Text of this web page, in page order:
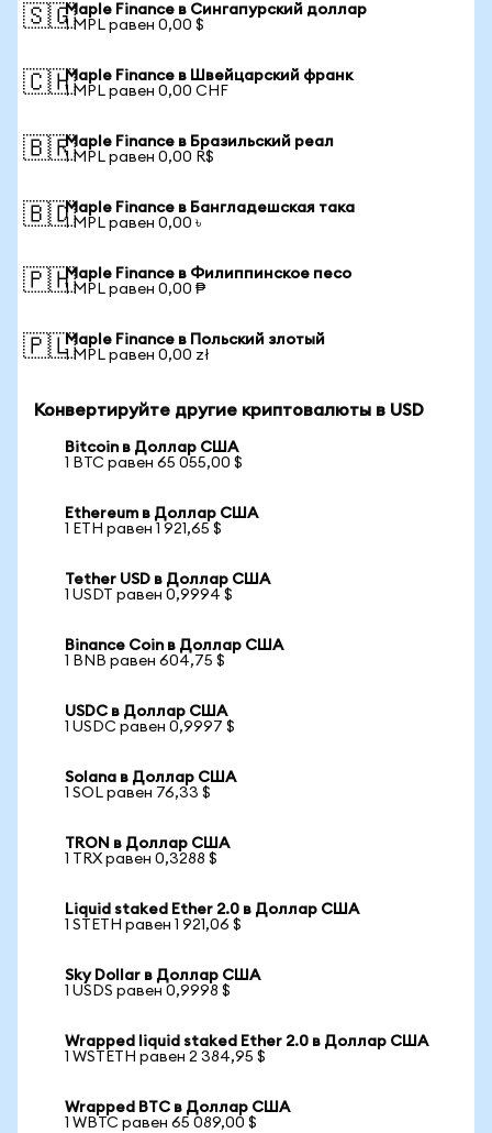
🇸🇬Maple Finance в Сингапурский доллар
1 MPL равен 0,00 $
🇨🇭Maple Finance в Швейцарский франк
1 MPL равен 0,00 CHF
🇧🇷Maple Finance в Бразильский реал
1 MPL равен 0,00 R$
🇧🇩Maple Finance в Бангладешская така
1 MPL равен 0,00 ৳
🇵🇭Maple Finance в Филиппинское песо
1 MPL равен 0,00 ₱
🇵🇱Maple Finance в Польский злотый
1 MPL равен 0,00 zł
Конвертируйте другие криптовалюты в USD
Bitcoin в Доллар США
1 BTC равен 65 055,00 $
Ethereum в Доллар США
1 ETH равен 1 921,65 $
Tether USD в Доллар США
1 USDT равен 0,9994 $
Binance Coin в Доллар США
1 BNB равен 604,75 $
USDC в Доллар США
1 USDC равен 0,9997 $
Solana в Доллар США
1 SOL равен 76,33 $
TRON в Доллар США
1 TRX равен 0,3288 $
Liquid staked Ether 2.0 в Доллар США
1 STETH равен 1 921,06 $
Sky Dollar в Доллар США
1 USDS равен 0,9998 $
Wrapped liquid staked Ether 2.0 в Доллар США
1 WSTETH равен 2 384,95 $
Wrapped BTC в Доллар США
1 WBTC равен 65 089,00 $